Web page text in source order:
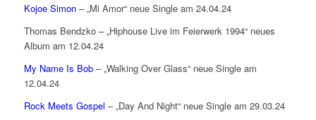
Kojoe Simon– „Mi Amor“ neue Single am 24.04.24
Thomas Bendzko – „Hiphouse Live im Feierwerk 1994“ neues
Album am 12.04.24
My Name Is Bob– „Walking Over Glass“ neue Single am
12.04.24
Rock Meets Gospel – „Day And Night“ neue Single am 29.03.24